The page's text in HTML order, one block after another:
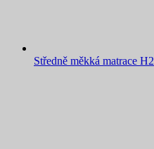
Středně měkká matrace H2